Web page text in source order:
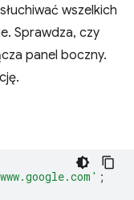
wszelkich
Sprawdza, czy
panel boczny.
;